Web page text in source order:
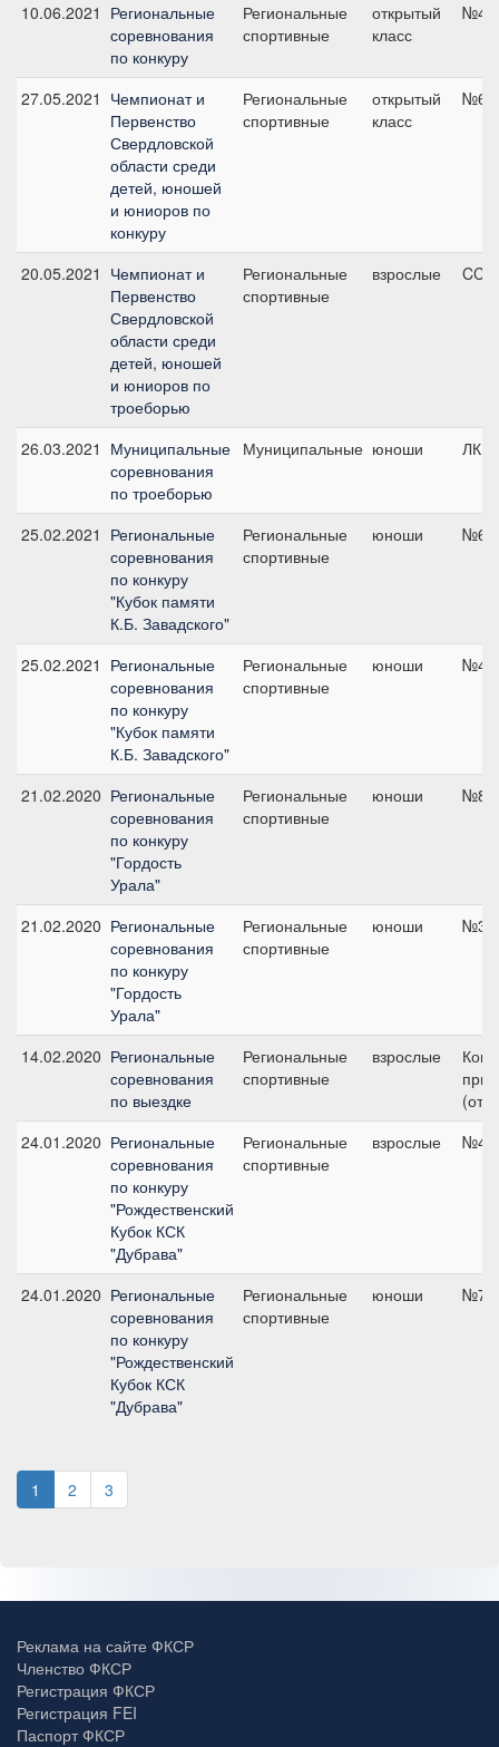
10.06.2021 Региональные
соревнования
по конкуру
Региональные
спортивные
открытый
класс
№4,
27.05.2021 Чемпионат и
Первенство
Свердловской
области среди
детей, юношей
и юниоров по
конкуру
Региональные
спортивные
открытый
класс
№6,
20.05.2021 Чемпионат и
Первенство
Свердловской
области среди
детей, юношей
и юниоров по
троеборью
Региональные
спортивные
взрослые
26.03.2021 Муниципальные
соревнования
по троеборью
Муниципальные юноши
25.02.2021 Региональные
соревнования
по конкуру
"Кубок памяти
К.Б. Завадского"
Региональные
спортивные
юноши №6,
25.02.2021 Региональные
соревнования
по конкуру
"Кубок памяти
К.Б. Завадского"
Региональные
спортивные
юноши №4,
21.02.2020 Региональные
соревнования
по конкуру
"Гордость
Урала"
Региональные
спортивные
юноши №8,
21.02.2020 Региональные
соревнования
по конкуру
"Гордость
Урала"
Региональные
спортивные
юноши №3,
14.02.2020 Региональные
соревнования
по выездке
Региональные
спортивные
взрослые
24.01.2020 Региональные
соревнования
по конкуру
"Рождественский
Кубок КСК
"Дубрава"
Региональные
спортивные
взрослые №4,
24.01.2020 Региональные
соревнования
по конкуру
"Рождественский
Кубок КСК
"Дубрава"
Региональные
спортивные
юноши №7,
1 2 3
Реклама на сайте ФКСР
Членство ФКСР
Регистрация ФКСР
Регистрация FEI
Паспорт ФКСР